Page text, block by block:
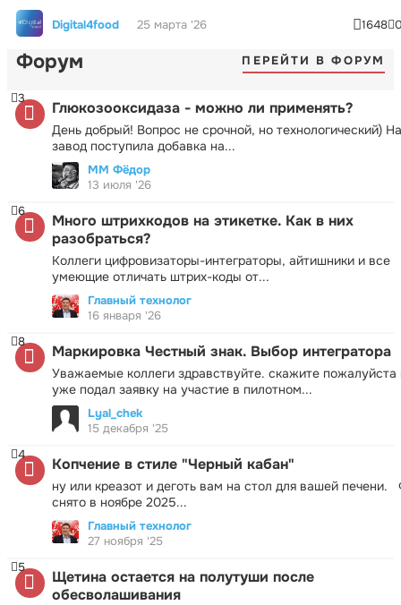
Digital4food
25 марта '26 1648
Форум ПЕРЕЙТИ В ФОРУМ
Глюкозооксидаза - можно ли применять?
День добрый! Вопрос не срочной, но технологический) На
завод поступила добавка на...
3
ММ Фёдор
13 июля '26
Много штрихкодов на этикетке. Как в них
разобраться?
Коллеги цифровизаторы-интеграторы, айтишники и все
умеющие отличать штрих-коды от...
6
Главный технолог
16 января '26
Маркировка Честный знак. Выбор интегратора
Уважаемые коллеги здравствуйте. скажите пожалуйста
уже подал заявку на участие в пилотном...
8
Lyal_chek
15 декабря '25
Копчение в стиле "Черный кабан"
ну или креазот и деготь вам на стол для вашей печени.
снято в ноябре 2025...
4
Главный технолог
27 ноября '25
Щетина остается на полутуши после
обесволашивания
5